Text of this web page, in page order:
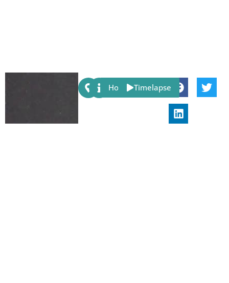
Share:
Host Timelapse